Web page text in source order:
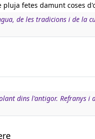
pluja fetes damunt coses
de les tradicions i de la
dins l'antigor. Refranys i